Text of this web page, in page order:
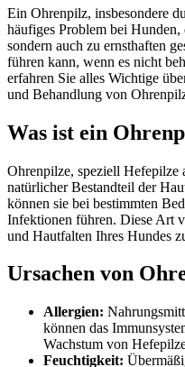
Ein Ohrenpilz, insbesondere
häufiges Problem bei
sondern auch zu ernsthaften
führen kann, wenn es nicht
erfahren Sie alles Wichtige
und Behandlung von
Was ist ein
Ohrenpilze, speziell Hefepilze
natürlicher Bestandteil der
können sie bei bestimmten
Infektionen führen. Diese Art
und Hautfalten Ihres Hundes
Ursachen von
Allergien:
können das
Wachstum von
Feuchtigkeit: